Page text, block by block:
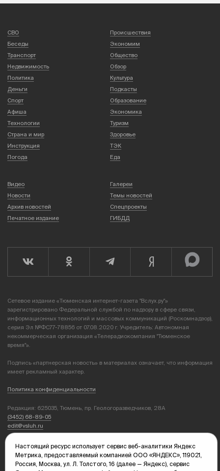
СВО
Происшествия
Беседы
Экономим
Транспорт
Общество
Недвижимость
Обзор
Политика
Культура
Деньги
Подкасты
Спорт
Образование
Афиша
Экономика
Технологии
Туризм
Страна и мир
Здоровье
Инструкция
ТЭК
Погода
Еда
Видео
Галереи
Новости
Темы новостей
Архив новостей
Спецпроекты
Печатное издание
ГИБДД
Сетевое издание «Тюменская интернет-газета "Вслух.ру"»
зарегистрировано Федеральной службой по надзору в сфере связи,
информационных технологий и массовых коммуникаций (Роскомнадзор),
серия Эл №ФС77-78856 от 07.08.2020 г. Учредитель: Автономная
некоммерческая организация «Телерадиокомпания "Тюменское
время"».
Подпись «партнерская новость» в материалах означает, что информация
имеет рекламный характер.
Политика конфиденциальности
Редакция: 625035, Тюмень, пр. Геологоразведчиков, 28А
(3452) 68-89-05
edit@vsluh.ru
Главный редактор: Панкина Т.Ю.
kika@vsluh.ru
Настоящий ресурс использует сервис веб-аналитики Яндекс
Метрика, предоставляемый компанией ООО «ЯНДЕКС», 119021,
Россия, Москва, ул. Л. Толстого, 16 (далее — Яндекс), сервис